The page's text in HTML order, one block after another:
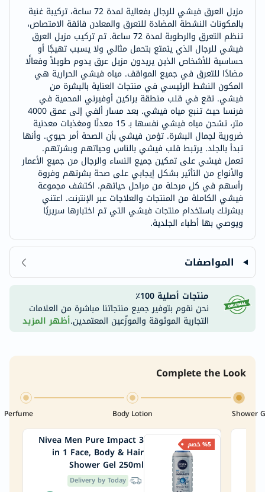
مزيل العرق فيشي للرجال بفعالية لمدة 72 ساعة، تركيبة غنية
بالمكونات النشطة المضادة للتعرق والمعادن فائقة الامتصاص،
تنظم التعرق والرطوبة لمدة 72 ساعة. تم تركيب مزيل العرق
فيشي للرجال الذي يتمتع بتحمل مثالي ولا يسبب تهيجًا أو
حساسية للأشخاص الذين يريدون مزيل عرق يدوم طويلاً وفعالًا
مضادًا للتعرق في جميع المواقف. مياه فيشي الحرارية هي
المكون النشط الرئيسي في منتجات العناية بالبشرة من
فيشي. تقع في قلب منطقة براكين أوفيرني المحمية في
فرنسا حيث تنبع مياه فيشي. بعد مسار ألفي إلى عمق 4000
متر، تشحن مياه فيشي نفسها بـ 15 معدنًا ومغذيات معدنية
ضرورية لجمال البشرة. تؤمن فيشي بأن الصحة أمر حيوي. وأنها
تبدأ بالجلد. يرتبط قلب فيشي بالناس وحياتهم وبشرتهم.
تعمل فيشي على تمكين جميع النساء والرجال من جميع الأعمار
والأنواع من التأثير بشكل إيجابي على صحة بشرتهم وفروة
رأسهم في كل مرحلة من مراحل حياتهم. اكتشف مجموعة
فيشي الكاملة من المنتجات والعلاجات عبر الإنترنت. اعتني
ببشرتك باستخدام منتجات فيشي التي تم اختبارها سريريًا
ويوصي بها أطباء الجلدية.
المواصفات
منتجات أصلية 100٪
نحن نقوم بتوفير جميع منتجاتنا مباشرة من العلامات
التجارية الموثوقة والموزّعين المعتمدين.أظهر المزيد
Complete the Look
Shower
Body Lotion
Perfume
%5 خصم Nivea Men Pure Impact 3
in 1 Face, Body & Hair
Shower Gel 250ml
Delivery by Today